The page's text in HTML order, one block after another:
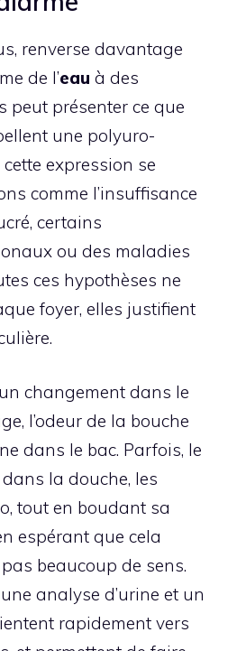
renverse davantage
de l’eau à des
peut présenter ce que
une polyuro-
expression se
comme l’insuffisance
certains
ou des maladies
ces hypothèses ne
foyer, elles justifient
changement dans le
l’odeur de la bouche
dans le bac. Parfois, le
la douche, les
tout en boudant sa
espérant que cela
beaucoup de sens.
analyse d’urine et un
rapidement vers